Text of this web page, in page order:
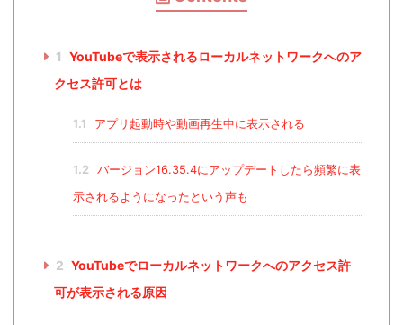
1 YouTubeで表示されるローカルネットワークへのア
クセス許可とは
1.1 アプリ起動時や動画再生中に表示される
1.2
バージョン16.35.4にアップデートしたら頻繁に表
示されるようになったという声も
2 YouTubeでローカルネットワークへのアクセス許
可が表示される原因